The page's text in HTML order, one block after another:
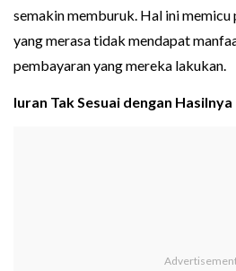
semakin memburuk. Hal ini
yang merasa tidak mendapat
pembayaran yang mereka lakukan.
Iuran Tak Sesuai dengan Hasilnya